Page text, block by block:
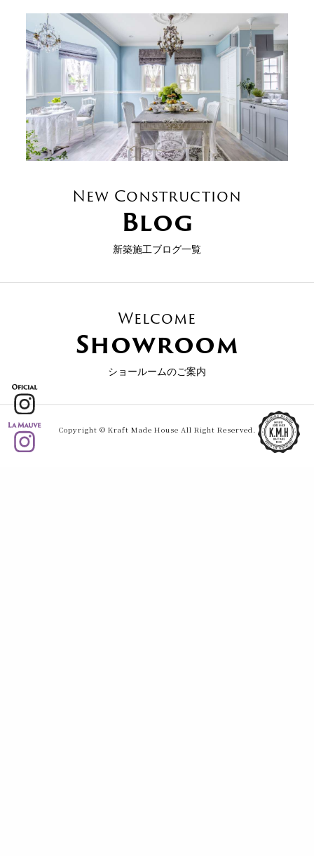
New Construction
Blog
新築施工ブログ一覧
Welcome
Showroom
ショールームのご案内
Copyright © Kraft Made House All Right Reserved.